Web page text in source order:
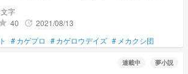
字
40 update 2021/08/13
#カゲプロ #カゲロウデイズ # メカクシ団
連載中 夢小説